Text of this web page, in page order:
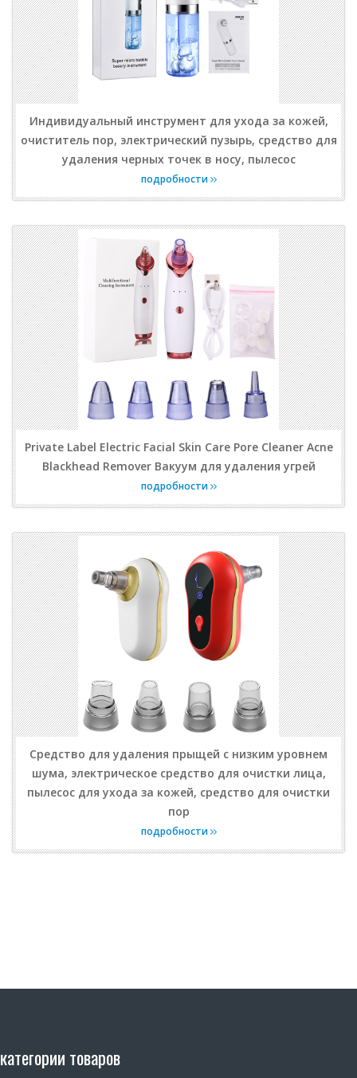
Индивидуальный инструмент для ухода за кожей,
очиститель пор, электрический пузырь, средство для
удаления черных точек в носу, пылесос
подробности
Private Label Electric Facial Skin Care Pore Cleaner Acne
Blackhead Remover Вакуум для удаления угрей
подробности
Средство для удаления прыщей с низким уровнем
шума, электрическое средство для очистки лица,
пылесос для ухода за кожей, средство для очистки
пор
подробности
категории товаров